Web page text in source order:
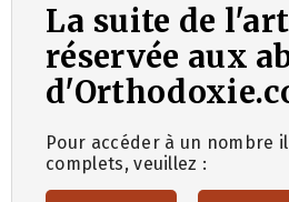
La suite de
réservée aux
Pour accéder à un nombre
complets, veuillez :